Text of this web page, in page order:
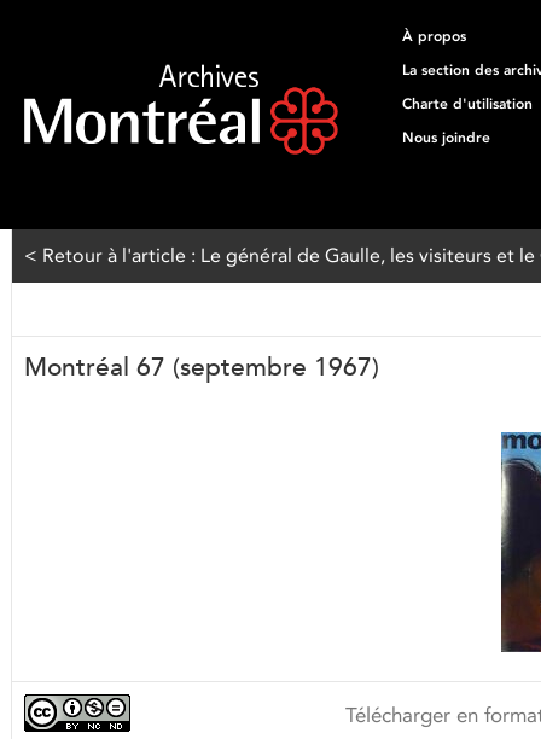
À propos
La section des
Charte d'utilisation
Nous joindre
< Retour à l'article : Le général de Gaulle, les visiteurs et
Montréal 67 (septembre 1967)
Télécharger en